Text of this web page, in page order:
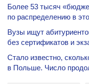
Более 53 тысяч
по распределению в
Вузы ищут
без сертификатов и
Стало известно,
в Польше. Число